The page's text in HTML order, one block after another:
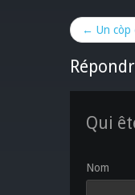
← Un còp
Qui
Nom